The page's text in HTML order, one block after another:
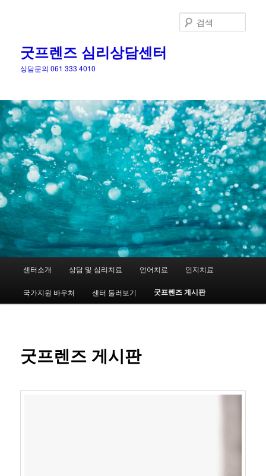
굿프렌즈 심리상담센터
상담문의 061 333 4010
색
첫
번
컨
센터소개 상담 및 심리치료 언어치료 인지치료
국가지원 바우처 센터 둘러보기 굿프렌즈 게시판
굿프렌즈 게시판